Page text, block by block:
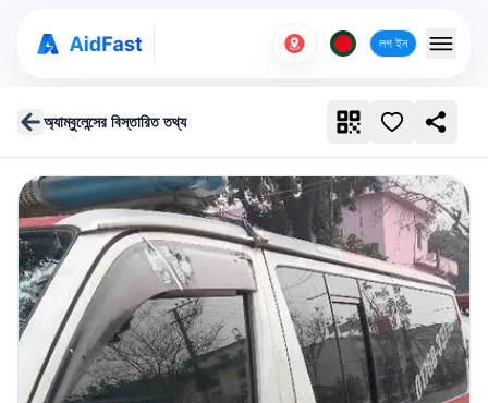
লগ ইন
অ্যাম্বুলেন্সের বিস্তারিত তথ্য